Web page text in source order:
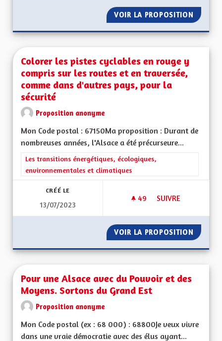
VOIR LA PROPOSITION
Colorer les pistes cyclables en rouge y
compris sur les routes et en traversée,
comme dans d'autres pays, pour la
sécurité
Proposition anonyme
Mon Code postal : 67150Ma proposition : Durant de
nombreuses années, l'Alsace a été précurseure...
Filtrer les résultats de la catégorie : Les transitions
Les transitions énergétiques, écologiques,
environnementales et climatiques
CRÉÉ LE
13/07/2023
49 49 ABONNÉS
SUIVRE
VOIR LA PROPOSITION
Pour une Alsace avec du Pouvoir et des
Moyens. Sortons du Grand Est
Proposition anonyme
Mon Code postal (ex : 68 000) : 68800Je veux vivre
dans une vraie démocratie avec des élus ayant...